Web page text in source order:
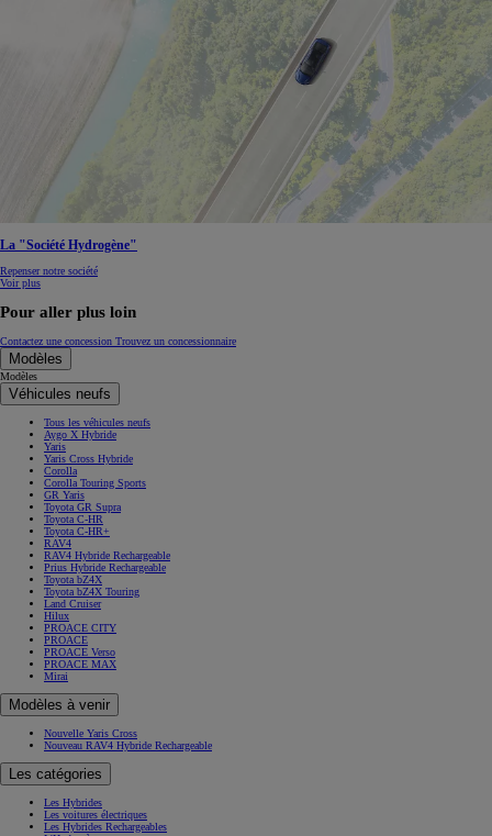
La "Société Hydrogène"
Repenser notre société
Voir plus
Pour aller plus loin
Contactez une concession Trouvez un concessionnaire
Modèles
Modèles
Véhicules neufs
Tous les véhicules neufs
Aygo X Hybride
Yaris
Yaris Cross Hybride
Corolla
Corolla Touring Sports
GR Yaris
Toyota GR Supra
Toyota C-HR
Toyota C-HR+
RAV4
RAV4 Hybride Rechargeable
Prius Hybride Rechargeable
Toyota bZ4X
Toyota bZ4X Touring
Land Cruiser
Hilux
PROACE CITY
PROACE
PROACE Verso
PROACE MAX
Mirai
Modèles à venir
Nouvelle Yaris Cross
Nouveau RAV4 Hybride Rechargeable
Les catégories
Les Hybrides
Les voitures électriques
Les Hybrides Rechargeables